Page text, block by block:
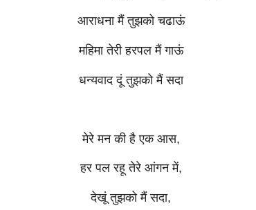
आराधना मैं तुझको चढाऊं
महिमा तेरी हरपल मैं गाऊं
धन्यवाद दूं तुझको मैं सदा
मेरे मन की है एक आस,
हर पल रहू तेरे आंगन में,
देखूं तुझको मैं सदा,